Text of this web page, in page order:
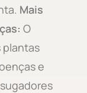
Mais
O
plantas
e